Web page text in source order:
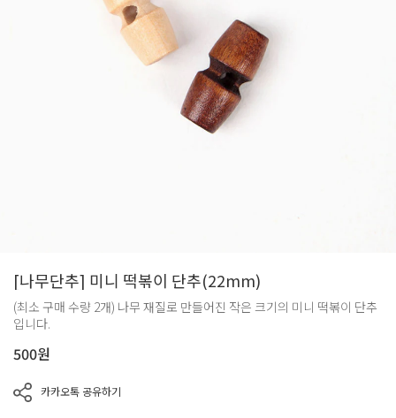
[나무단추] 미니 떡볶이 단추(22mm)
(최소 구매 수량 2개) 나무 재질로 만들어진 작은 크기의 미니 떡볶이 단추
입니다.
500원
카카오톡 공유하기